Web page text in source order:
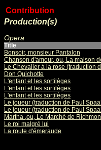
Contribution
Production(s)
Opera
Title
Bonsoir, monsieur Pantalon
Chanson d'amour, ou, La maison
Le Chevalier à la rose (traduction
Don Quichotte
L'enfant et les sortilèges
L'enfant et les sortilèges
L'enfant et les sortilèges
Le joueur (traduction de Paul
Le joueur (traduction de Paul
Martha ,ou, Le Marché de
Le roi malgré lui
La route d'émeraude